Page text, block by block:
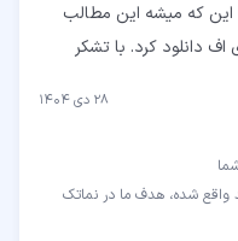
که میشه این مطالب
دانلود کرد. با تشکر
۲۸ دی ۱۴۰۴
واقع شده، هدف ما در نماتک